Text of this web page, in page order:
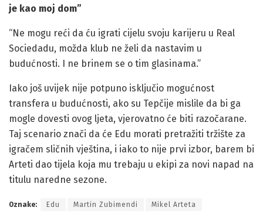
je kao moj dom”
“Ne mogu reći da ću igrati cijelu svoju karijeru u Real
Sociedadu, možda klub ne želi da nastavim u
budućnosti. I ne brinem se o tim glasinama.”
Iako još uvijek nije potpuno isključio mogućnost
transfera u budućnosti, ako su Tepčije mislile da bi ga
mogle dovesti ovog ljeta, vjerovatno će biti razočarane.
Taj scenario znači da će Edu morati pretražiti tržište za
igračem sličnih vještina, i iako to nije prvi izbor, barem bi
Arteti dao tijela koja mu trebaju u ekipi za novi napad na
titulu naredne sezone.
Oznake: Edu Martin Zubimendi Mikel Arteta